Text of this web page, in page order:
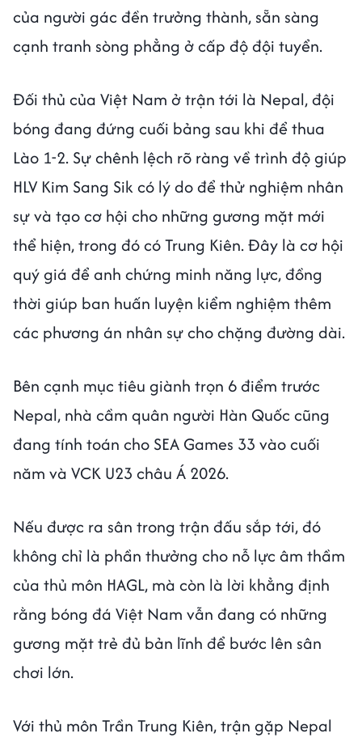
của người gác đền trưởng thành, sẵn sàng
cạnh tranh sòng phẳng ở cấp độ đội tuyển.
Đối thủ của Việt Nam ở trận tới là Nepal, đội
bóng đang đứng cuối bảng sau khi để thua
Lào 1-2. Sự chênh lệch rõ ràng về trình độ giúp
HLV Kim Sang Sik có lý do để thử nghiệm nhân
sự và tạo cơ hội cho những gương mặt mới
thể hiện, trong đó có Trung Kiên. Đây là cơ hội
quý giá để anh chứng minh năng lực, đồng
thời giúp ban huấn luyện kiểm nghiệm thêm
các phương án nhân sự cho chặng đường dài.
Bên cạnh mục tiêu giành trọn 6 điểm trước
Nepal, nhà cầm quân người Hàn Quốc cũng
đang tính toán cho SEA Games 33 vào cuối
năm và VCK U23 châu Á 2026.
Nếu được ra sân trong trận đấu sắp tới, đó
không chỉ là phần thưởng cho nỗ lực âm thầm
của thủ môn HAGL, mà còn là lời khẳng định
rằng bóng đá Việt Nam vẫn đang có những
gương mặt trẻ đủ bản lĩnh để bước lên sân
chơi lớn.
Với thủ môn Trần Trung Kiên, trận gặp Nepal